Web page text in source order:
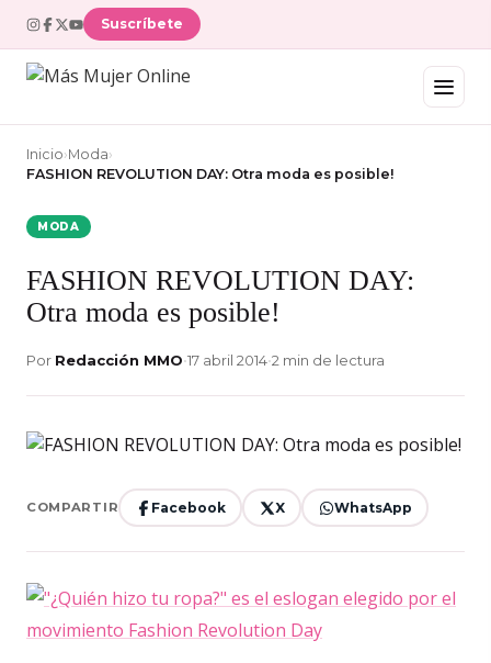
Suscríbete
Inicio›Moda›
FASHION REVOLUTION DAY: Otra moda es posible!
MODA
FASHION REVOLUTION DAY:
Otra moda es posible!
Por Redacción MMO•17 abril 2014•2 min de lectura
COMPARTIR Facebook X WhatsApp